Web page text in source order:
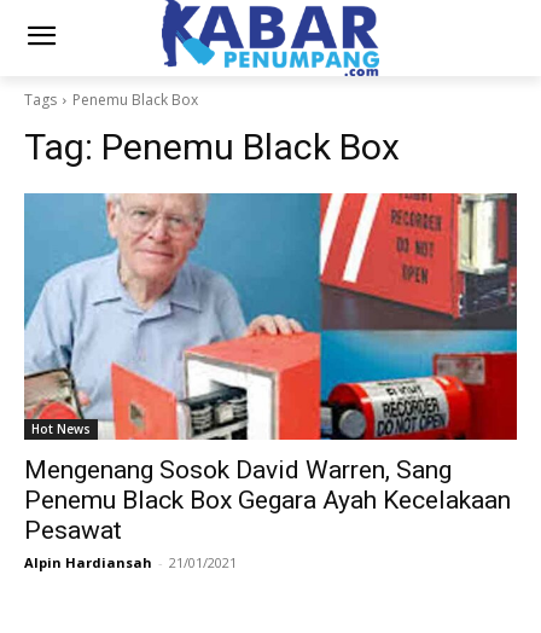
Tags Penemu Black Box
Tag: Penemu Black Box
Hot News
Mengenang Sosok David Warren, Sang
Penemu Black Box Gegara Ayah Kecelakaan
Pesawat
Alpin Hardiansah - 21/01/2021